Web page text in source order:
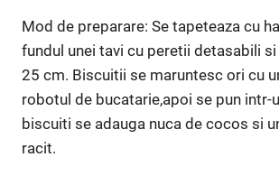
Mod de preparare: Se tapeteaza cu
fundul unei tavi cu peretii detasabili
25 cm. Biscuitii se maruntesc ori cu
robotul de bucatarie,apoi se pun intr-
biscuiti se adauga nuca de cocos si
racit.